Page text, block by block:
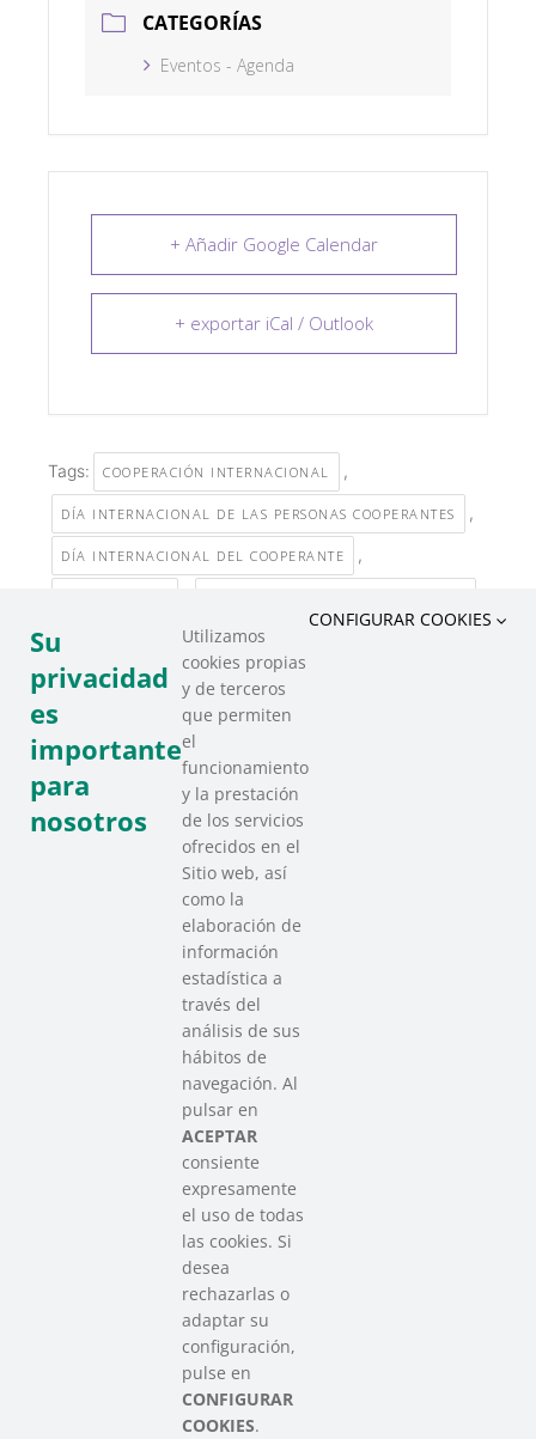
CATEGORÍAS
Eventos - Agenda
+ Añadir Google Calendar
+ exportar iCal / Outlook
Tags: COOPERACIÓN INTERNACIONAL ,
DÍA INTERNACIONAL DE LAS PERSONAS COOPERANTES ,
DÍA INTERNACIONAL DEL COOPERANTE ,
COMPARTIR ESTE EVENTO
SAREEN SAREA
Asociación que agrupa a las redes
del Tercer Sector Social en Euskadi
Contacto
info@sareensarea.eu
Iparraguirre, 9 lonja – 48009 Bilbao
946 569 230
Colabora
Su
privacidad
es
importante
para
nosotros
Utilizamos
cookies propias
y de terceros
que permiten
el
funcionamiento
y la prestación
de los servicios
ofrecidos en el
Sitio web, así
como la
elaboración de
información
estadística a
través del
análisis de sus
hábitos de
navegación. Al
pulsar en
ACEPTAR
consiente
expresamente
el uso de todas
las cookies. Si
desea
rechazarlas o
adaptar su
configuración,
pulse en
CONFIGURAR
COOKIES.
CONFIGURAR COOKIES